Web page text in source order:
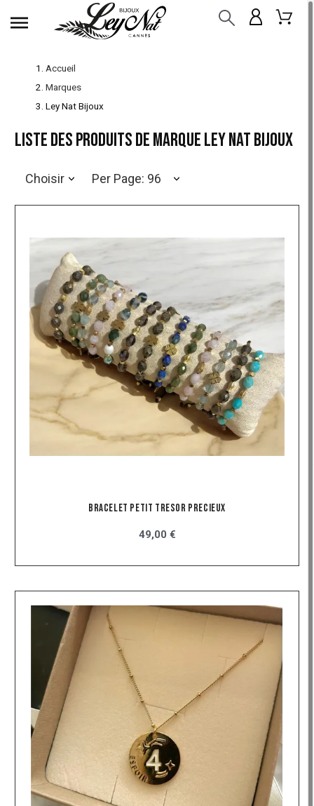
Accueil
Marques
Ley Nat Bijoux
Liste des produits de marque Ley Nat Bijoux
Choisir Per Page: 96
Bracelet Petit Tresor Precieux
49,00 €